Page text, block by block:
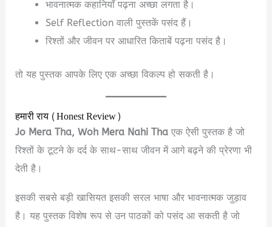
भावनात्मक कहानियाँ पढ़ना अच्छा लगता है।
Self Reflection वाली पुस्तकें पसंद हैं।
रिश्तों और जीवन पर आधारित किताबें पढ़ना पसंद है।
तो यह पुस्तक आपके लिए एक अच्छा विकल्प हो सकती है।
हमारी राय (Honest Review)
Jo Mera Tha, Woh Mera Nahi Tha एक ऐसी पुस्तक है जो
रिश्तों के टूटने के दर्द के साथ-साथ जीवन में आगे बढ़ने की प्रेरणा भी
देती है।
इसकी सबसे बड़ी खासियत इसकी सरल भाषा और भावनात्मक जुड़ाव
है। यह पुस्तक विशेष रूप से उन पाठकों को पसंद आ सकती है जो